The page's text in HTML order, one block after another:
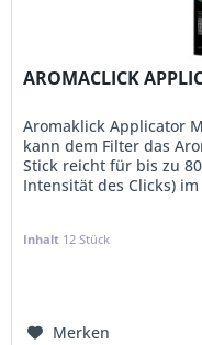
AROMACLICK
Aromaklick Applicator
kann dem Filter das
Stick reicht für bis zu
Intensität des Clicks)
Inhalt 12 Stück
Merken